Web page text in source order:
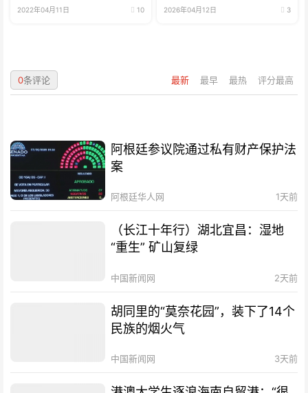
2022年04月11日 10 2026年04月12日 3
最新 最早 最热 评分最高
0条评论
阿根廷参议院通过私有财产保护法
案
阿根廷华人网 1天前
（长江十年行）湖北宜昌：湿地
“重生” 矿山复绿
中国新闻网 2天前
胡同里的“莫奈花园”，装下了14个
民族的烟火气
中国新闻网 3天前